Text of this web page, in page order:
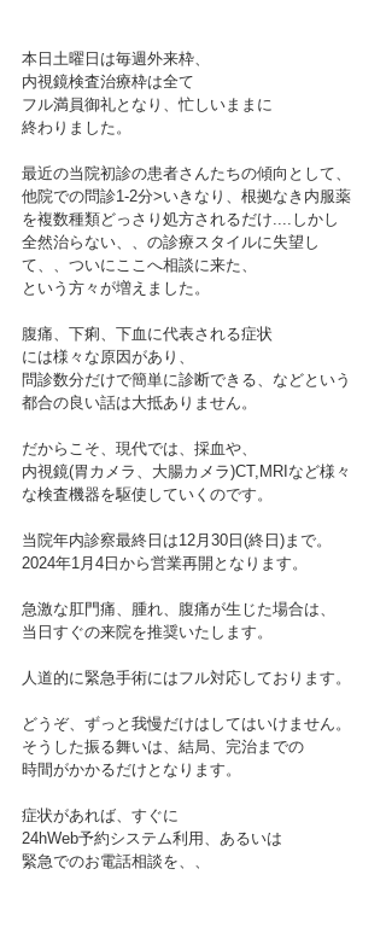
本日土曜日は毎週外来枠、
内視鏡検査治療枠は全て
フル満員御礼となり、忙しいままに
終わりました。
最近の当院初診の患者さんたちの傾向として、
他院での問診1-2分>いきなり、根拠なき内服薬
を複数種類どっさり処方されるだけ....しかし
全然治らない、、の診療スタイルに失望し
て、、ついにここへ相談に来た、
という方々が増えました。
腹痛、下痢、下血に代表される症状
には様々な原因があり、
問診数分だけで簡単に診断できる、などという
都合の良い話は大抵ありません。
だからこそ、現代では、採血や、
内視鏡(胃カメラ、大腸カメラ)CT,MRIなど様々
な検査機器を駆使していくのです。
当院年内診察最終日は12月30日(終日)まで。
2024年1月4日から営業再開となります。
急激な肛門痛、腫れ、腹痛が生じた場合は、
当日すぐの来院を推奨いたします。
人道的に緊急手術にはフル対応しております。
どうぞ、ずっと我慢だけはしてはいけません。
そうした振る舞いは、結局、完治までの
時間がかかるだけとなります。
症状があれば、すぐに
24hWeb予約システム利用、あるいは
緊急でのお電話相談を、、